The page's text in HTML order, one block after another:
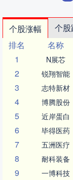
个股涨幅 个股
排名
名称
1
N展芯
2 锐翔智能
3 志特新材
4 博腾股份
5 近岸蛋白
6 毕得医药
7 五洲医疗
8 耐科装备
9 一博科技